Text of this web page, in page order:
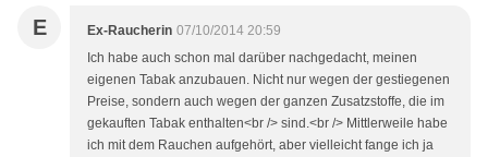
E Ex-Raucherin 07/10/2014 20:59
Ich habe auch schon mal darüber nachgedacht, meinen
eigenen Tabak anzubauen. Nicht nur wegen der gestiegenen
Preise, sondern auch wegen der ganzen Zusatzstoffe, die im
gekauften Tabak enthalten<br /> sind.<br /> Mittlerweile habe
ich mit dem Rauchen aufgehört, aber vielleicht fange ich ja